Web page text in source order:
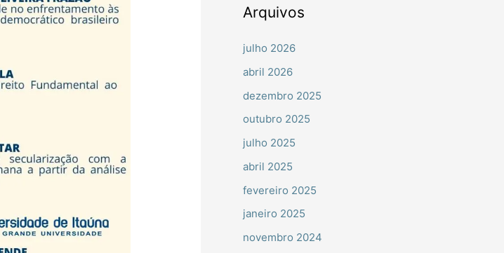
Arquivos
julho 2026
abril 2026
dezembro 2025
outubro 2025
julho 2025
abril 2025
fevereiro 2025
janeiro 2025
novembro 2024